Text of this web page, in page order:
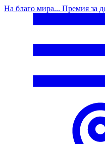
На благо мира... Премия за